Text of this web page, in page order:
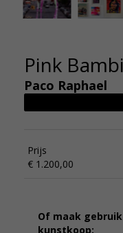
Pink Bambi
Paco Raphael
Prijs
€ 1.200,00
Of maak
kunstkoop: